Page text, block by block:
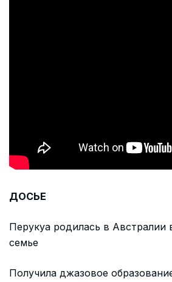
ДОСЬЕ
Перукуа родилась в Австралии
семье
Получила джазовое